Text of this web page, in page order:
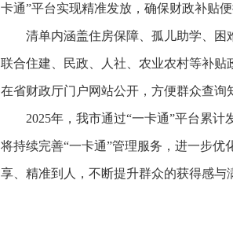
卡通”平台实现精准发放，确保财政补贴
清单内涵盖住房保障、孤儿助学、
联合住建、民政、人社、农业农村等补
在省财政厅门户网站公开，方便群众查询
2025年，我市通过“一卡通”平台累
将持续完善“一卡通”管理服务，进一步
享、精准到人，不断提升群众的获得感与